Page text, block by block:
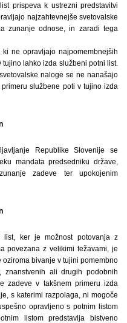
prispeva k ustrezni predstavitvi
najzahtevnejše svetovalske
zunanje odnose, in zaradi tega
ne opravljajo najpomembnejših
lahko izda službeni potni list.
naloge se ne nanašajo
službene poti v tujino izda
Republike Slovenije se
mandata predsedniku države,
zadeve ter upokojenim
ker je možnost potovanja z
povezana z velikimi težavami, je
bivanje v tujini pomembno
znanstvenih ali drugih podobnih
zadeve v takšnem primeru izda
s katerimi razpolaga, ni mogoče
opravljeno s potnim listom
listom predstavlja bistveno